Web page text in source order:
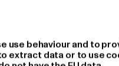
use behaviour and to
extract data or to use